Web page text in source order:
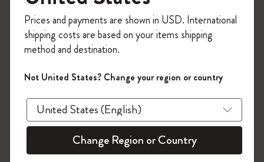
「WELCOME10」を入力すると、初回注
文が10%オフ＋送料無料になります。セ
ール・アウトレット品は適用外。
Moleskineアカウントを作成して限定オフ
ァーや会員特典、さらに多くのインスピ
レーションを手に入れましょう。
今すぐ会員登録 !
Prices and payments are shown in USD. International
shipping costs are based on your items shipping
method and destination.
Not United States? Change your region or country
Change Region or Country